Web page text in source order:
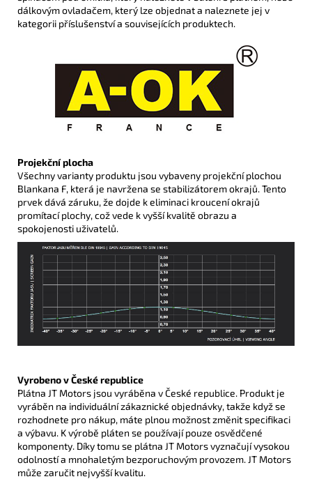
dálkovým ovladačem, který lze objednat a naleznete jej v
kategorii příslušenství a souvisejících produktech.
Projekční plocha
Všechny varianty produktu jsou vybaveny projekční plochou
Blankana F, která je navržena se stabilizátorem okrajů. Tento
prvek dává záruku, že dojde k eliminaci kroucení okrajů
promítací plochy, což vede k vyšší kvalitě obrazu a
spokojenosti uživatelů.
Vyrobeno v České republice
Plátna JT Motors jsou vyráběna v České republice. Produkt je
vyráběn na individuální zákaznické objednávky, takže když se
rozhodnete pro nákup, máte plnou možnost změnit specifikaci
a výbavu. K výrobě pláten se používají pouze osvědčené
komponenty. Díky tomu se plátna JT Motors vyznačují vysokou
odolností a mnohaletým bezporuchovým provozem. JT Motors
může zaručit nejvyšší kvalitu.